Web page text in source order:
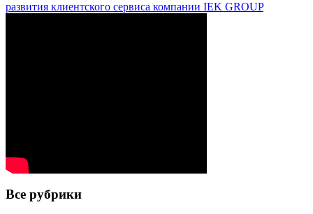
развития клиентского сервиса компании IEK GROUP
Все рубрики